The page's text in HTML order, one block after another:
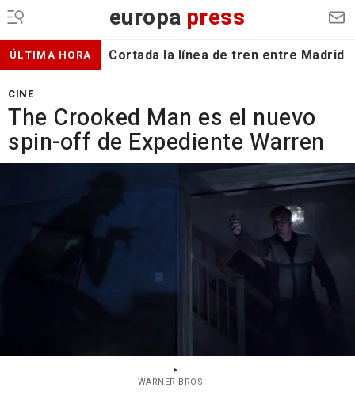
europa press
ÚLTIMA HORA Cortada la línea de tren entre Madrid
CINE
The Crooked Man es el nuevo
spin-off de Expediente Warren
WARNER BROS.